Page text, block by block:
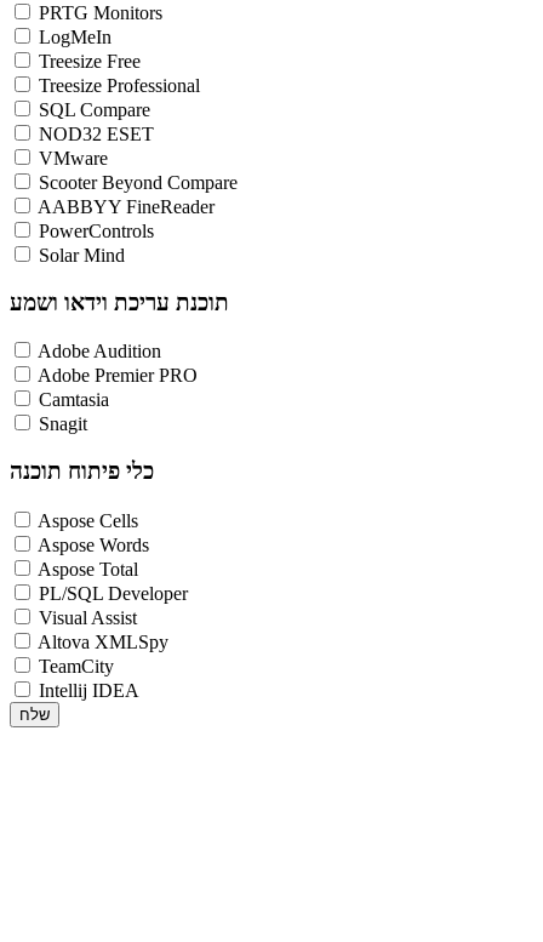
PRTG Monitors
LogMeIn
Treesize Free
Treesize Professional
SQL Compare
NOD32 ESET
VMware
Scooter Beyond Compare
AABBYY FineReader
PowerControls
Solar Mind
תוכנת עריכת וידאו ושמע
Adobe Audition
Adobe Premier PRO
Camtasia
Snagit
כלי פיתוח תוכנה
Aspose Cells
Aspose Words
Aspose Total
PL/SQL Developer
Visual Assist
Altova XMLSpy
TeamCity
Intellij IDEA